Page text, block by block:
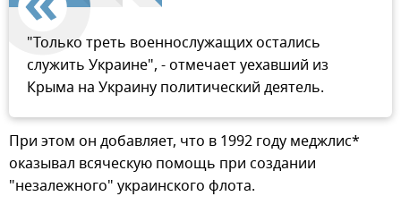
"Только треть военнослужащих остались
служить Украине", - отмечает уехавший из
Крыма на Украину политический деятель.
При этом он добавляет, что в 1992 году меджлис*
оказывал всяческую помощь при создании
"незалежного" украинского флота.